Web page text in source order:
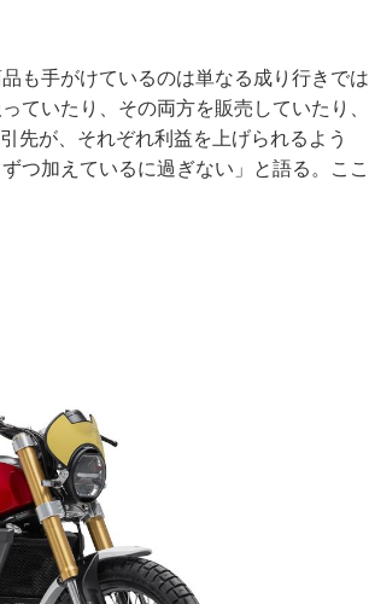
も手がけているのは単なる成り行きでは
ていたり、その両方を販売していたり、
が、それぞれ利益を上げられるよう
つ加えているに過ぎない」と語る。ここ